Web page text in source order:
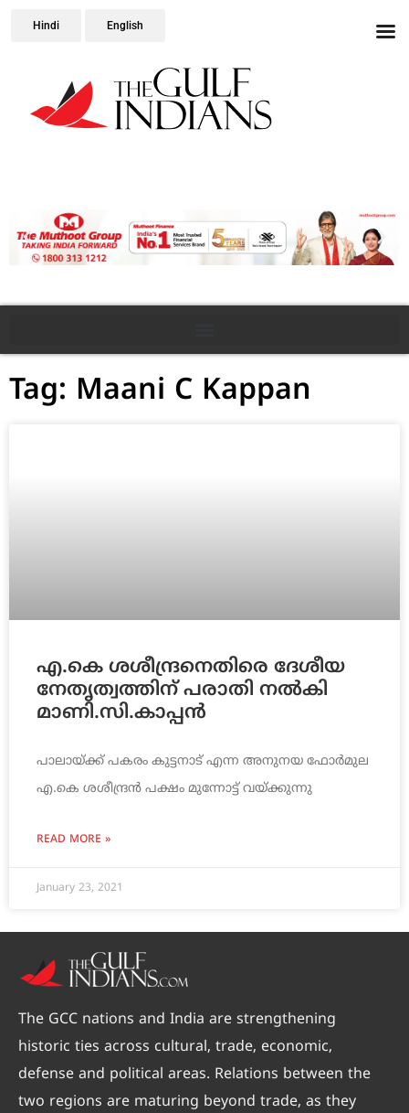
Hindi English
Tag: Maani C Kappan
എ.കെ ശശീന്ദ്രനെതിരെ ദേശീയ
നേതൃത്വത്തിന് പരാതി നല്‍കി
മാണി.സി.കാപ്പന്‍
പാലായ്ക്ക് പകരം കുട്ടനാട് എന്ന അനുനയ ഫോര്‍മുല
എ.കെ ശശീന്ദ്രന്‍ പക്ഷം മുന്നോട്ട് വയ്ക്കുന്നു
READ MORE »
January 23, 2021
The GCC nations and India are strengthening
historic ties across cultural, trade, economic,
defense and political areas. Relations between the
two regions are maturing beyond trade, as they